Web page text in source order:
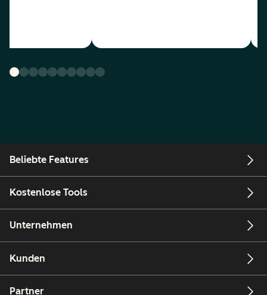
Beliebte Features
Kostenlose Tools
Unternehmen
Kunden
Partner